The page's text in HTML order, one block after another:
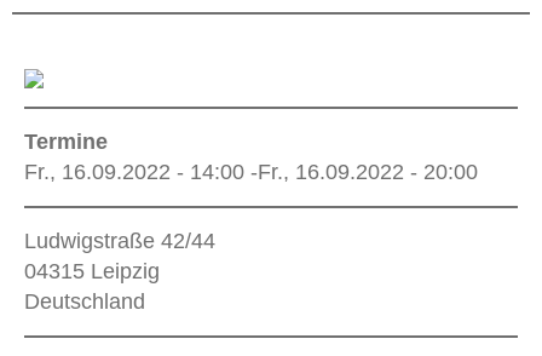
Termine
Fr., 16.09.2022 - 14:00 -Fr., 16.09.2022 - 20:00
Ludwigstraße 42/44
04315 Leipzig
Deutschland